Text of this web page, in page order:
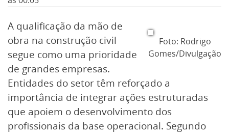
Foto: Rodrigo
Gomes/Divulgação
A qualificação da mão de
obra na construção civil
segue como uma prioridade
de grandes empresas.
Entidades do setor têm reforçado a
importância de integrar ações estruturadas
que apoiem o desenvolvimento dos
profissionais da base operacional. Segundo